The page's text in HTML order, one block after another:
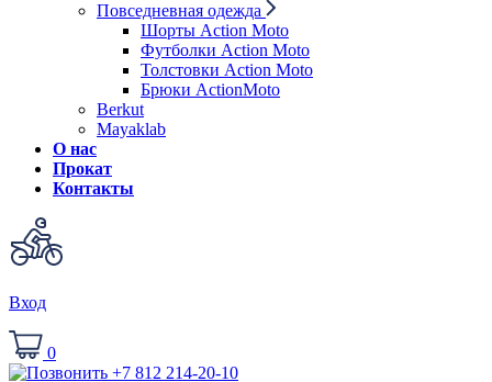
Повседневная одежда
Шорты Action Moto
Футболки Action Moto
Толстовки Action Moto
Брюки ActionMoto
Berkut
Mayaklab
О нас
Прокат
Контакты
Вход
0